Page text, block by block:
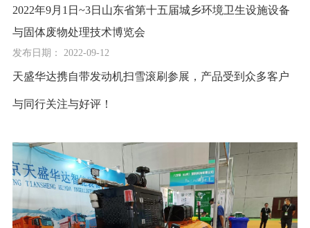
2022年9月1日~3日山东省第十五届城乡环境卫生设施设备
与固体废物处理技术博览会
发布日期： 2022-09-12
天盛华达携自带发动机扫雪滚刷参展，产品受到众多客户
与同行关注与好评！